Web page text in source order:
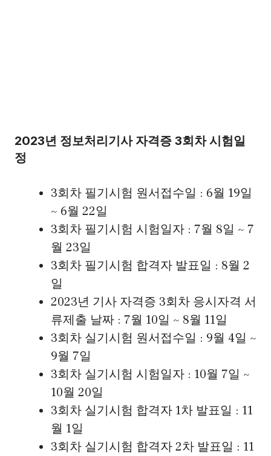
2023년 정보처리기사 자격증 3회차 시험일
정
3회차 필기시험 원서접수일 : 6월 19일
~ 6월 22일
3회차 필기시험 시험일자 : 7월 8일 ~ 7
월 23일
3회차 필기시험 합격자 발표일 : 8월 2
일
2023년 기사 자격증 3회차 응시자격 서
류제출 날짜 : 7월 10일 ~ 8월 11일
3회차 실기시험 원서접수일 : 9월 4일 ~
9월 7일
3회차 실기시험 시험일자 : 10월 7일 ~
10월 20일
3회차 실기시험 합격자 1차 발표일 : 11
월 1일
3회차 실기시험 합격자 2차 발표일 : 11